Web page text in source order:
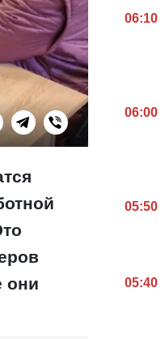
они
06:10
06:00
05:50
05:40